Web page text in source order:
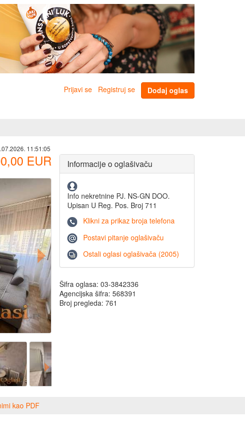
Prijavi se Registruj se Dodaj oglas
11:51:05
EUR Informacije o oglašivaču
Info nekretnine PJ. NS-GN DOO.
Upisan U Reg. Pos. Broj 711
Klikni za prikaz broja telefona
Postavi pitanje oglašivaču
Ostali oglasi oglašivača (2005)
Šifra oglasa: 03-3842336
Agencijska šifra: 568391
Broj pregleda: 761
kao PDF